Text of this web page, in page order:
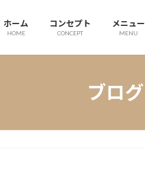
ホーム
HOME
コンセプト
CONCEPT
メニュー
MENU
ブログ